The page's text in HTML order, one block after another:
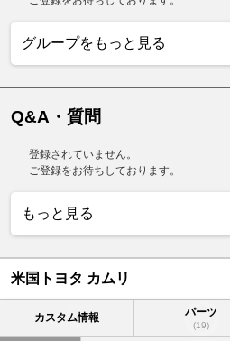
グループをもっと見る
Q&A・質問
登録されていません。
ご登録をお待ちしております。
もっと見る
米国トヨタ カムリ
カスタム情報 パーツ
(19)